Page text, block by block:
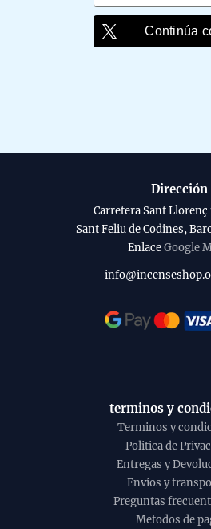
Continúa
Dirección
Carretera Sant Llorenç
Sant Feliu de Codines,
EnlaceGoogle
terminos y
Terminos y
Politica de
Entregas y
Envíos y
Preguntas
Metodos de